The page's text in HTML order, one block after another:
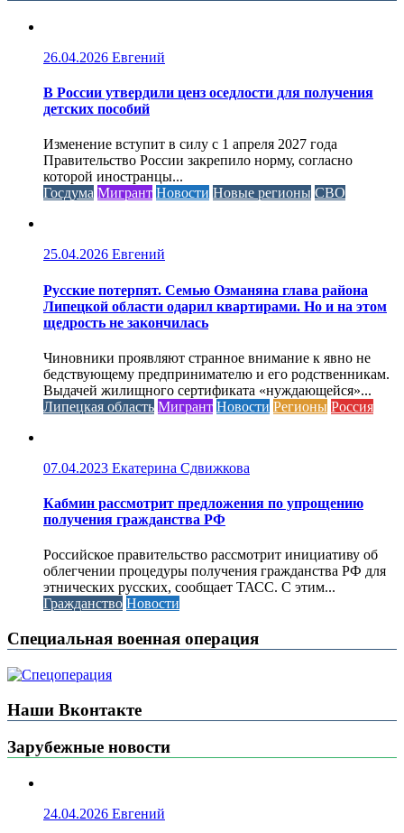
26.04.2026 Евгений
В России утвердили ценз оседлости для получения
детских пособий
Изменение вступит в силу с 1 апреля 2027 года
Правительство России закрепило норму, согласно
которой иностранцы...
Госдума Мигрант Новости Новые регионы СВО
25.04.2026 Евгений
Русские потерпят. Семью Озманяна глава района
Липецкой области одарил квартирами. Но и на этом
щедрость не закончилась
Чиновники проявляют странное внимание к явно не
бедствующему предпринимателю и его родственникам.
Выдачей жилищного сертификата «нуждающейся»...
Липецкая область Мигрант Новости Регионы Россия
07.04.2023 Екатерина Сдвижкова
Кабмин рассмотрит предложения по упрощению
получения гражданства РФ
Российское правительство рассмотрит инициативу об
облегчении процедуры получения гражданства РФ для
этнических русских, сообщает ТАСС. С этим...
Гражданство Новости
Специальная военная операция
Наши Вконтакте
Зарубежные новости
24.04.2026 Евгений